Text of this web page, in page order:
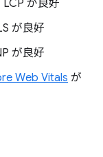
LCP が良好
が良好
が良好
Web Vitals が